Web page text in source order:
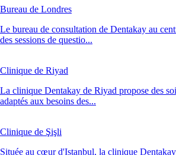
Bureau de Londres
Le bureau de consultation de Dentakay au
des sessions de questio...
Clinique de Riyad
La clinique Dentakay de Riyad propose des
adaptés aux besoins des...
Clinique de Şişli
Située au cœur d'Istanbul, la clinique